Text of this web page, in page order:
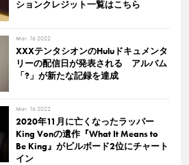
ションクレジット一覧はこちら
Mar. 16 2022
XXXテンタシオンのHuluドキュメンタ
リーの配信日が発表される アルバム
「?」が新たな記録を達成
Mar. 16 2022
2020年11月に亡くなったラッパー
King Vonの遺作『What It Means to
Be King』がビルボード2位にチャート
イン